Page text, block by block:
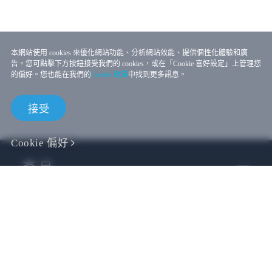
本網站使用 cookies 來優化網站功能、分析網站效能、提供個性化體驗和廣
告。您可點擊下方按鈕接受我們的 cookies，或在「Cookie 喜好設定」上管理您
的偏好。您也能在我們的Cookie 政策中找到更多訊息。
接受
Cookie 偏好
產品